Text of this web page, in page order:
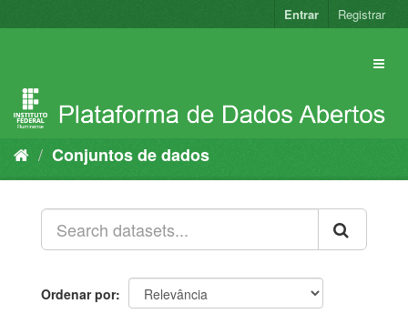
para
Entrar Registrar
Conjuntos de dados
Ordenar por